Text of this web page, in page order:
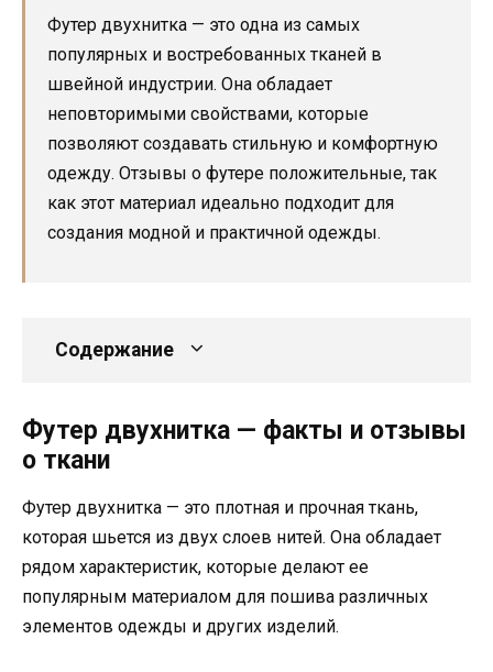
Футер двухнитка — это одна из самых
популярных и востребованных тканей в
швейной индустрии. Она обладает
неповторимыми свойствами, которые
позволяют создавать стильную и комфортную
одежду. Отзывы о футере положительные, так
как этот материал идеально подходит для
создания модной и практичной одежды.
Содержание
Футер двухнитка — факты и отзывы
о ткани
Футер двухнитка — это плотная и прочная ткань,
которая шьется из двух слоев нитей. Она обладает
рядом характеристик, которые делают ее
популярным материалом для пошива различных
элементов одежды и других изделий.